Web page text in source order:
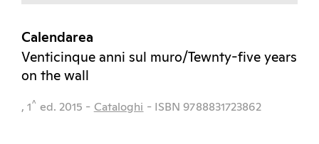
Calendarea
Venticinque anni sul muro/Tewnty-five years
on the wall
, 1^ ed. 2015 - Cataloghi - ISBN 9788831723862